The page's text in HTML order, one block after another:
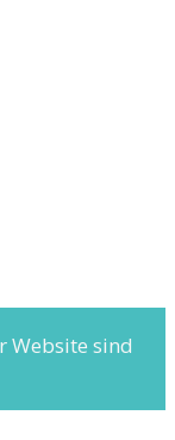
Website sind